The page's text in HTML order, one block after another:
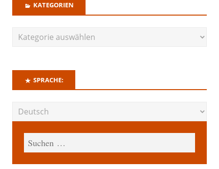
KATEGORIEN
SPRACHE: